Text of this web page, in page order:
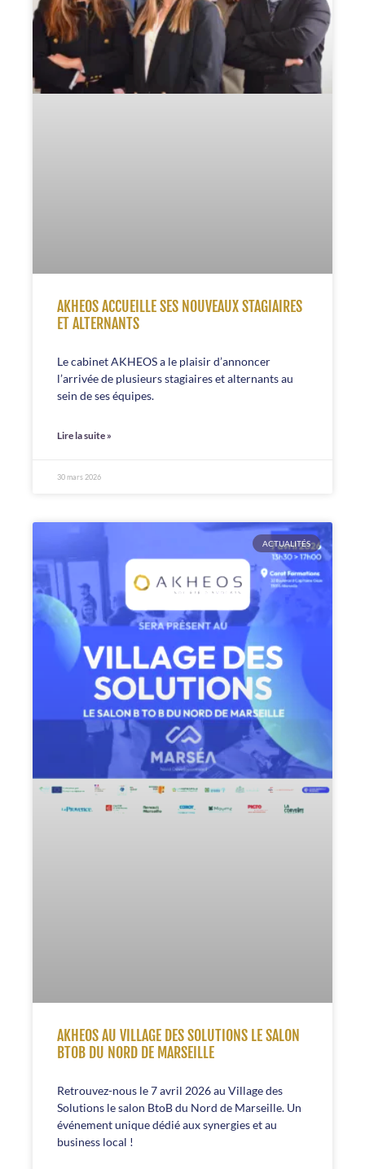
AKHEOS ACCUEILLE SES NOUVEAUX STAGIAIRES
ET ALTERNANTS
Le cabinet AKHEOS a le plaisir d’annoncer
l’arrivée de plusieurs stagiaires et alternants au
sein de ses équipes.
Lire la suite »
30 mars 2026
ACTUALITÉS
AKHEOS AU VILLAGE DES SOLUTIONS LE SALON
BTOB DU NORD DE MARSEILLE
Retrouvez-nous le 7 avril 2026 au Village des
Solutions le salon BtoB du Nord de Marseille. Un
événement unique dédié aux synergies et au
business local !